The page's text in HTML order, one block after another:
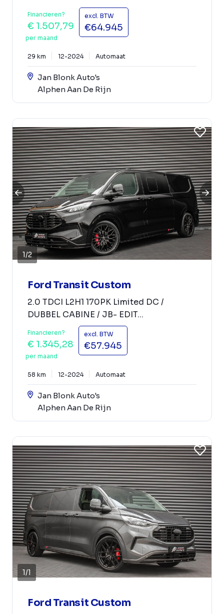
Financieren?
€ 1.507,79
per maand
excl. BTW
€64.945
29 km 12-2024 Automaat
Jan Blonk Auto's
Alphen Aan De Rijn
1/2
Ford Transit Custom
2.0 TDCI L2H1 170PK Limited DC /
DUBBEL CABINE / JB- EDIT...
Financieren?
€ 1.345,28
per maand
excl. BTW
€57.945
58 km 12-2024 Automaat
Jan Blonk Auto's
Alphen Aan De Rijn
1/1
Ford Transit Custom